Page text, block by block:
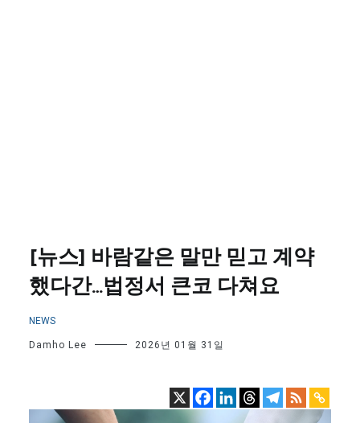
[뉴스] 바람같은 말만 믿고 계약
했다간…법정서 큰코 다쳐요
NEWS
Damho Lee 2026년 01월 31일